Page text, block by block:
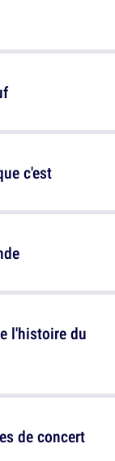
de concert
c'est
l'histoire du